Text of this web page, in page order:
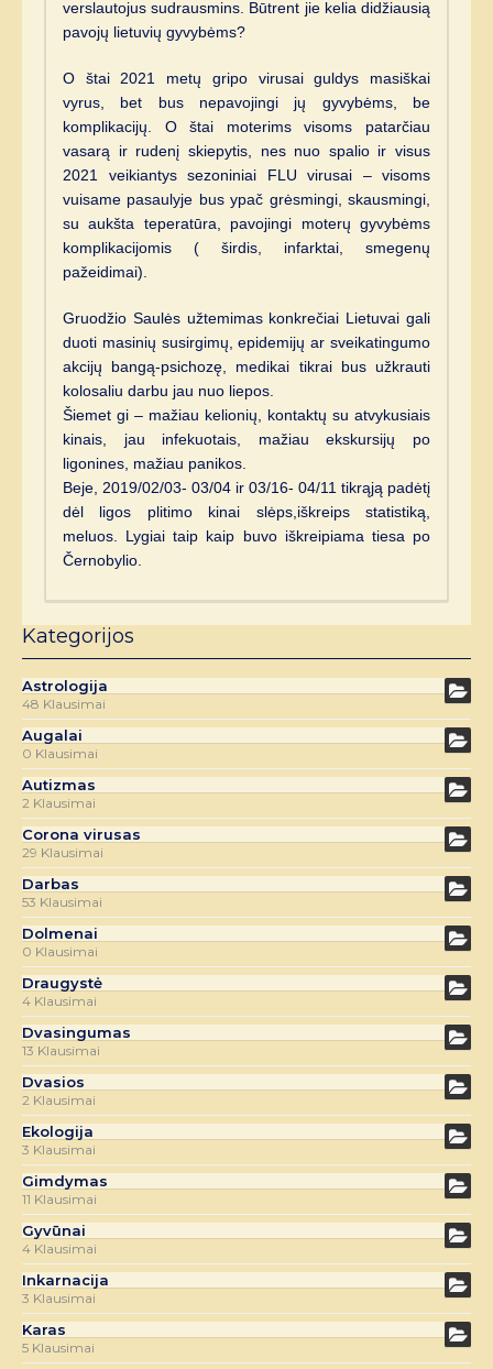
verslautojus sudrausmins. Būtrent jie kelia didžiausią
pavojų lietuvių gyvybėms?
O štai 2021 metų gripo virusai guldys masiškai
vyrus, bet bus nepavojingi jų gyvybėms, be
komplikacijų. O štai moterims visoms patarčiau
vasarą ir rudenį skiepytis, nes nuo spalio ir visus
2021 veikiantys sezoniniai FLU virusai – visoms
vuisame pasaulyje bus ypač grėsmingi, skausmingi,
su aukšta teperatūra, pavojingi moterų gyvybėms
komplikacijomis ( širdis, infarktai, smegenų
pažeidimai).
Gruodžio Saulės užtemimas konkrečiai Lietuvai gali
duoti masinių susirgimų, epidemijų ar sveikatingumo
akcijų bangą-psichozę, medikai tikrai bus užkrauti
kolosaliu darbu jau nuo liepos.
Šiemet gi – mažiau kelionių, kontaktų su atvykusiais
kinais, jau infekuotais, mažiau ekskursijų po
ligonines, mažiau panikos.
Beje, 2019/02/03- 03/04 ir 03/16- 04/11 tikrąją padėtį
dėl ligos plitimo kinai slėps,iškreips statistiką,
meluos. Lygiai taip kaip buvo iškreipiama tiesa po
Černobylio.
Kategorijos
Astrologija
48 Klausimai
Augalai
0 Klausimai
Autizmas
2 Klausimai
Corona virusas
29 Klausimai
Darbas
53 Klausimai
Dolmenai
0 Klausimai
Draugystė
4 Klausimai
Dvasingumas
13 Klausimai
Dvasios
2 Klausimai
Ekologija
3 Klausimai
Gimdymas
11 Klausimai
Gyvūnai
4 Klausimai
Inkarnacija
3 Klausimai
Karas
5 Klausimai